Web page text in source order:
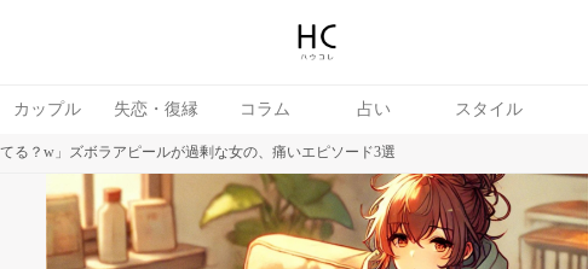
カップル 失恋・復縁 コラム 占い スタイル
る？w」ズボラアピールが過剰な女の、痛いエピソード3選